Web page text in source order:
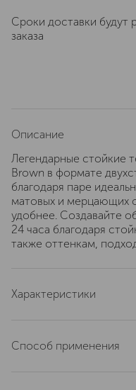
Сроки доставки будут
заказа
Описание
Легендарные стойкие
Brown в формате
благодаря паре
матовых и мерцающих
удобнее. Создавайте
24 часа благодаря
также оттенкам,
Характеристики
область применения
Способ применения